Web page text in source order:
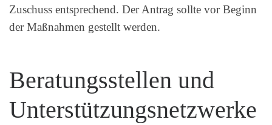
Zuschuss entsprechend. Der Antrag sollte vor Beginn
der Maßnahmen gestellt werden.
Beratungsstellen und
Unterstützungsnetzwerke